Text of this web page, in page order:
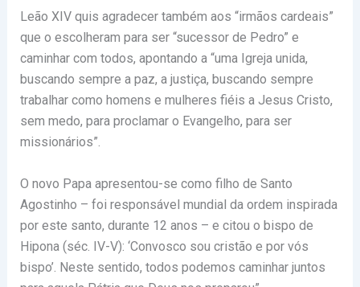
Leão XIV quis agradecer também aos “irmãos cardeais”
que o escolheram para ser “sucessor de Pedro” e
caminhar com todos, apontando a “uma Igreja unida,
buscando sempre a paz, a justiça, buscando sempre
trabalhar como homens e mulheres fiéis a Jesus Cristo,
sem medo, para proclamar o Evangelho, para ser
missionários”.
O novo Papa apresentou-se como filho de Santo
Agostinho – foi responsável mundial da ordem inspirada
por este santo, durante 12 anos – e citou o bispo de
Hipona (séc. IV-V): ‘Convosco sou cristão e por vós
bispo’. Neste sentido, todos podemos caminhar juntos